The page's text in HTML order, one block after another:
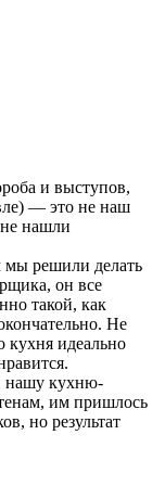
и выступов,
— это не наш
нашли
мы решили делать
он все
такой, как
Не
кухня идеально
нашу кухню-
им пришлось
но результат